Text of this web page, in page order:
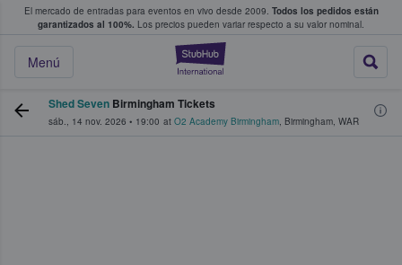
El mercado de entradas para eventos en vivo desde 2009. Todos los pedidos están
garantizados al 100%. Los precios pueden variar respecto a su valor nominal.
StubHub:
Menú
y venta de entradas entre fans
Shed Seven Birmingham Tickets
sáb., 14 nov. 2026 • 19:00 at O2 Academy Birmingham, Birmingham, WAR